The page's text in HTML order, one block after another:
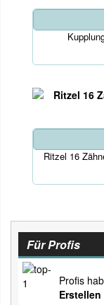
Ritzel 16
Für Profis
Profis